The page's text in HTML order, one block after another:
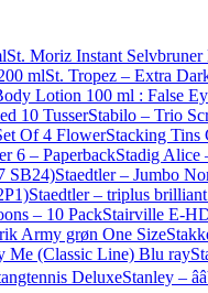
St. Moriz Instant
mlSt. Tropez – Extra
Lotion 100 ml : False
10 TusserStabilo – Trio
Of 4 FlowerStacking Tins
6 – PaperbackStadig Alice
SB24)Staedtler – Jumbo
Staedtler – triplus
– 10 PackStairville E-
Army grøn One Size
Me (Classic Line) Blu ray
DeluxeStanley –